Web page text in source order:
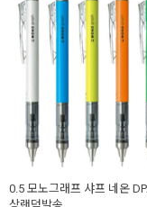
0.5 모노그래프 샤프 네온